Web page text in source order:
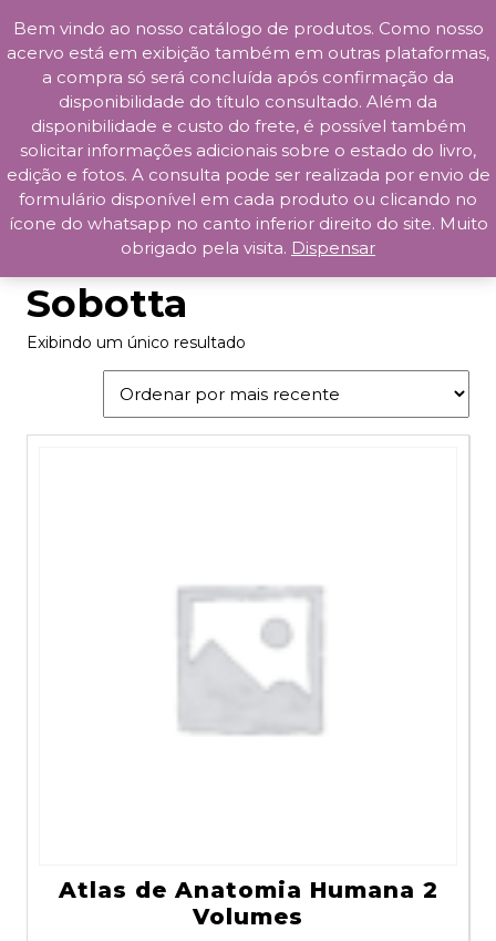
Skip
content
Prosa da Praça
/ Produtos marcados com a tag “Sobotta”
Sobotta
Exibindo um único resultado
Atlas de Anatomia Humana 2
Volumes
Bem vindo ao nosso catálogo de produtos. Como nosso
acervo está em exibição também em outras plataformas,
a compra só será concluída após confirmação da
disponibilidade do título consultado. Além da
disponibilidade e custo do frete, é possível também
solicitar informações adicionais sobre o estado do livro,
edição e fotos. A consulta pode ser realizada por envio de
formulário disponível em cada produto ou clicando no
ícone do whatsapp no canto inferior direito do site. Muito
obrigado pela visita. Dispensar